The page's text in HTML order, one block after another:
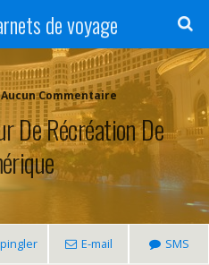
de voyage
Aucun Commentaire
De Récréation De
E-mail SMS